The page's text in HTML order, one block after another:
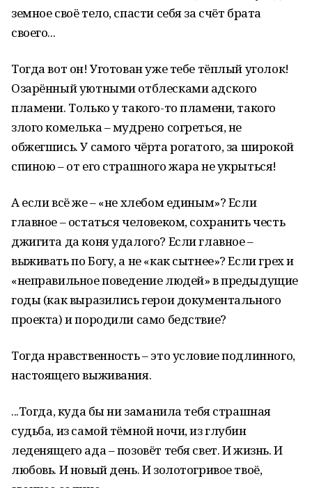
земное своё тело, спасти себя за счёт брата
своего...
Тогда вот он! Уготован уже тебе тёплый уголок!
Озарённый уютными отблесками адского
пламени. Только у такого-то пламени, такого
злого комелька – мудрено согреться, не
обжегшись. У самого чёрта рогатого, за широкой
спиною – от его страшного жара не укрыться!
А если всё же – «не хлебом единым»? Если
главное – остаться человеком, сохранить честь
джигита да коня удалого? Если главное –
выживать по Богу, а не «как сытнее»? Если грех и
«неправильное поведение людей» в предыдущие
годы (как выразились герои документального
проекта) и породили само бедствие?
Тогда нравственность – это условие подлинного,
настоящего выживания.
...Тогда, куда бы ни заманила тебя страшная
судьба, из самой тёмной ночи, из глубин
леденящего ада – позовёт тебя свет. И жизнь. И
любовь. И новый день. И золотогривое твоё,